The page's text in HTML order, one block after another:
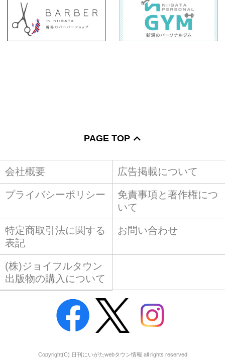
PAGE TOP
会社概要 広告掲載について
プライバシーポリシー
免責事項と著作権につ
いて
特定商取引法に関する
表記
お問い合わせ
(株)ジョイフルタウン
出版物の購入について
Copyright(C) 日刊にいがたwebタウン情報 all rights reserved